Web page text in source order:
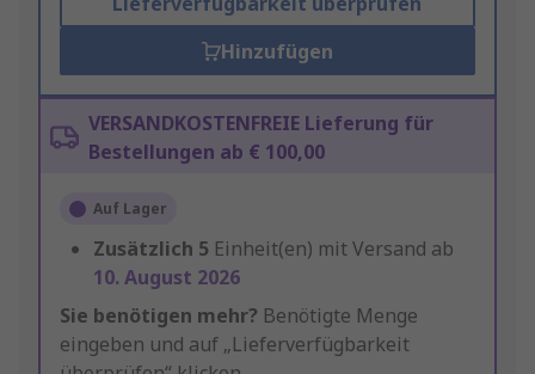
Hinzufügen
VERSANDKOSTENFREIE Lieferung für
Bestellungen ab € 100,00
Auf Lager
Zusätzlich 5 Einheit(en) mit Versand ab
10. August 2026
Sie benötigen mehr? Benötigte Menge
eingeben und auf „Lieferverfügbarkeit